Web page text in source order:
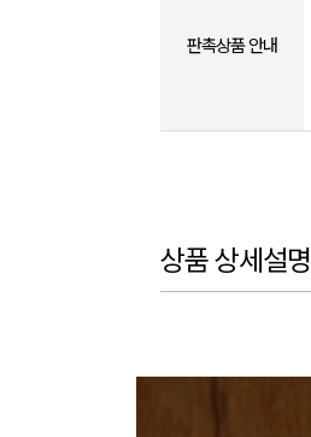
판촉상품 안내
상품 상세설명